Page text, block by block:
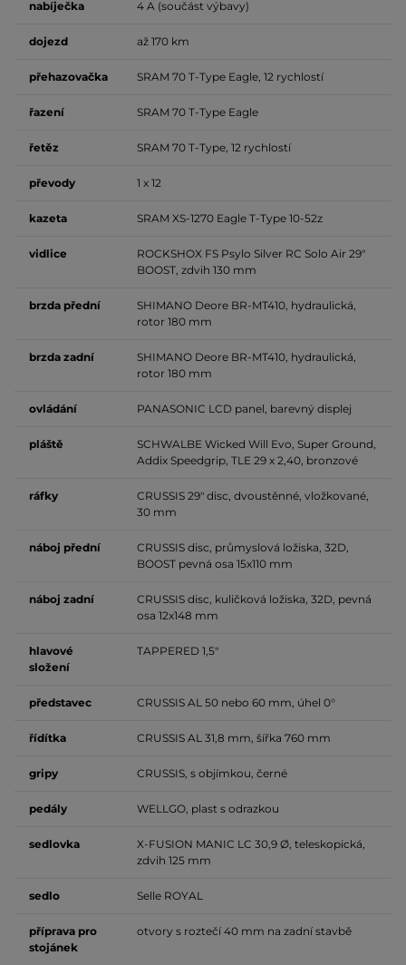
nabíječka 4 A (součást výbavy)
dojezd až 170 km
přehazovačka SRAM 70 T-Type Eagle, 12 rychlostí
řazení SRAM 70 T-Type Eagle
řetěz SRAM 70 T-Type, 12 rychlostí
převody 1 x 12
kazeta SRAM XS-1270 Eagle T-Type 10-52z
vidlice
ROCKSHOX FS Psylo Silver RC Solo Air 29"
BOOST, zdvih 130 mm
brzda přední
SHIMANO Deore BR-MT410, hydraulická,
rotor 180 mm
brzda zadní
SHIMANO Deore BR-MT410, hydraulická,
rotor 180 mm
ovládání PANASONIC LCD panel, barevný displej
pláště
SCHWALBE Wicked Will Evo, Super Ground,
Addix Speedgrip, TLE 29 x 2,40, bronzové
ráfky
CRUSSIS 29" disc, dvoustěnné, vložkované,
30 mm
náboj přední
CRUSSIS disc, průmyslová ložiska, 32D,
BOOST pevná osa 15x110 mm
náboj zadní
CRUSSIS disc, kuličková ložiska, 32D, pevná
osa 12x148 mm
hlavové
složení
TAPPERED 1,5"
představec CRUSSIS AL 50 nebo 60 mm, úhel 0°
řídítka CRUSSIS AL 31,8 mm, šířka 760 mm
gripy CRUSSIS, s objímkou, černé
pedály WELLGO, plast s odrazkou
sedlovka
X-FUSION MANIC LC 30,9 Ø, teleskopická,
zdvih 125 mm
sedlo Selle ROYAL
příprava pro
stojánek
otvory s roztečí 40 mm na zadní stavbě